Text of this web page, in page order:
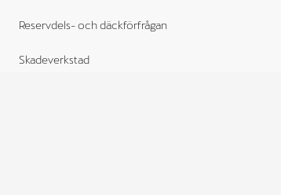
Reservdels- och däckförfrågan
Skadeverkstad